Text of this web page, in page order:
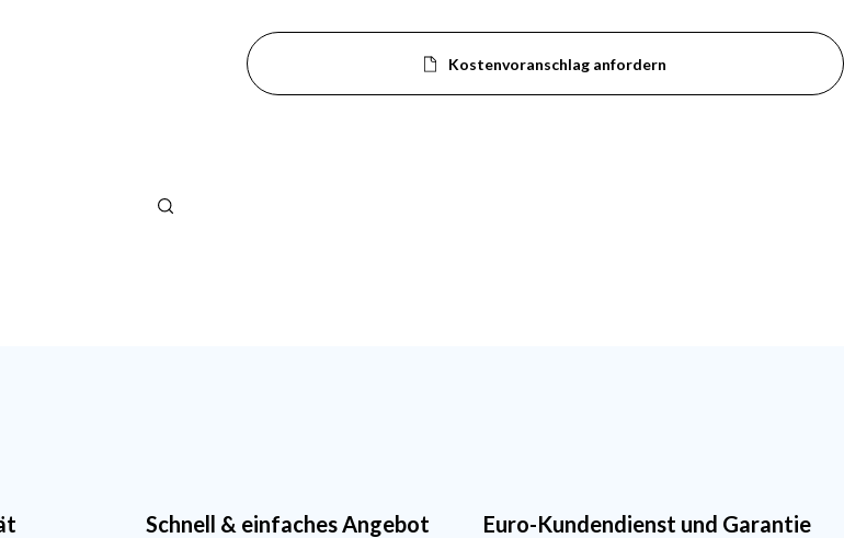
Kostenvoranschlag anfordern
Schnell & einfaches Angebot Euro-Kundendienst und Garantie